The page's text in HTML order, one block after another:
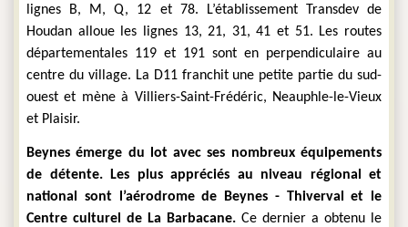
lignes B, M, Q, 12 et 78. L’établissement Transdev de
Houdan alloue les lignes 13, 21, 31, 41 et 51. Les routes
départementales 119 et 191 sont en perpendiculaire au
centre du village. La D11 franchit une petite partie du sud-
ouest et mène à Villiers-Saint-Frédéric, Neauphle-le-Vieux
et Plaisir.
Beynes émerge du lot avec ses nombreux équipements
de détente. Les plus appréciés au niveau régional et
national sont l’aérodrome de Beynes - Thiverval et le
Centre culturel de La Barbacane. Ce dernier a obtenu le